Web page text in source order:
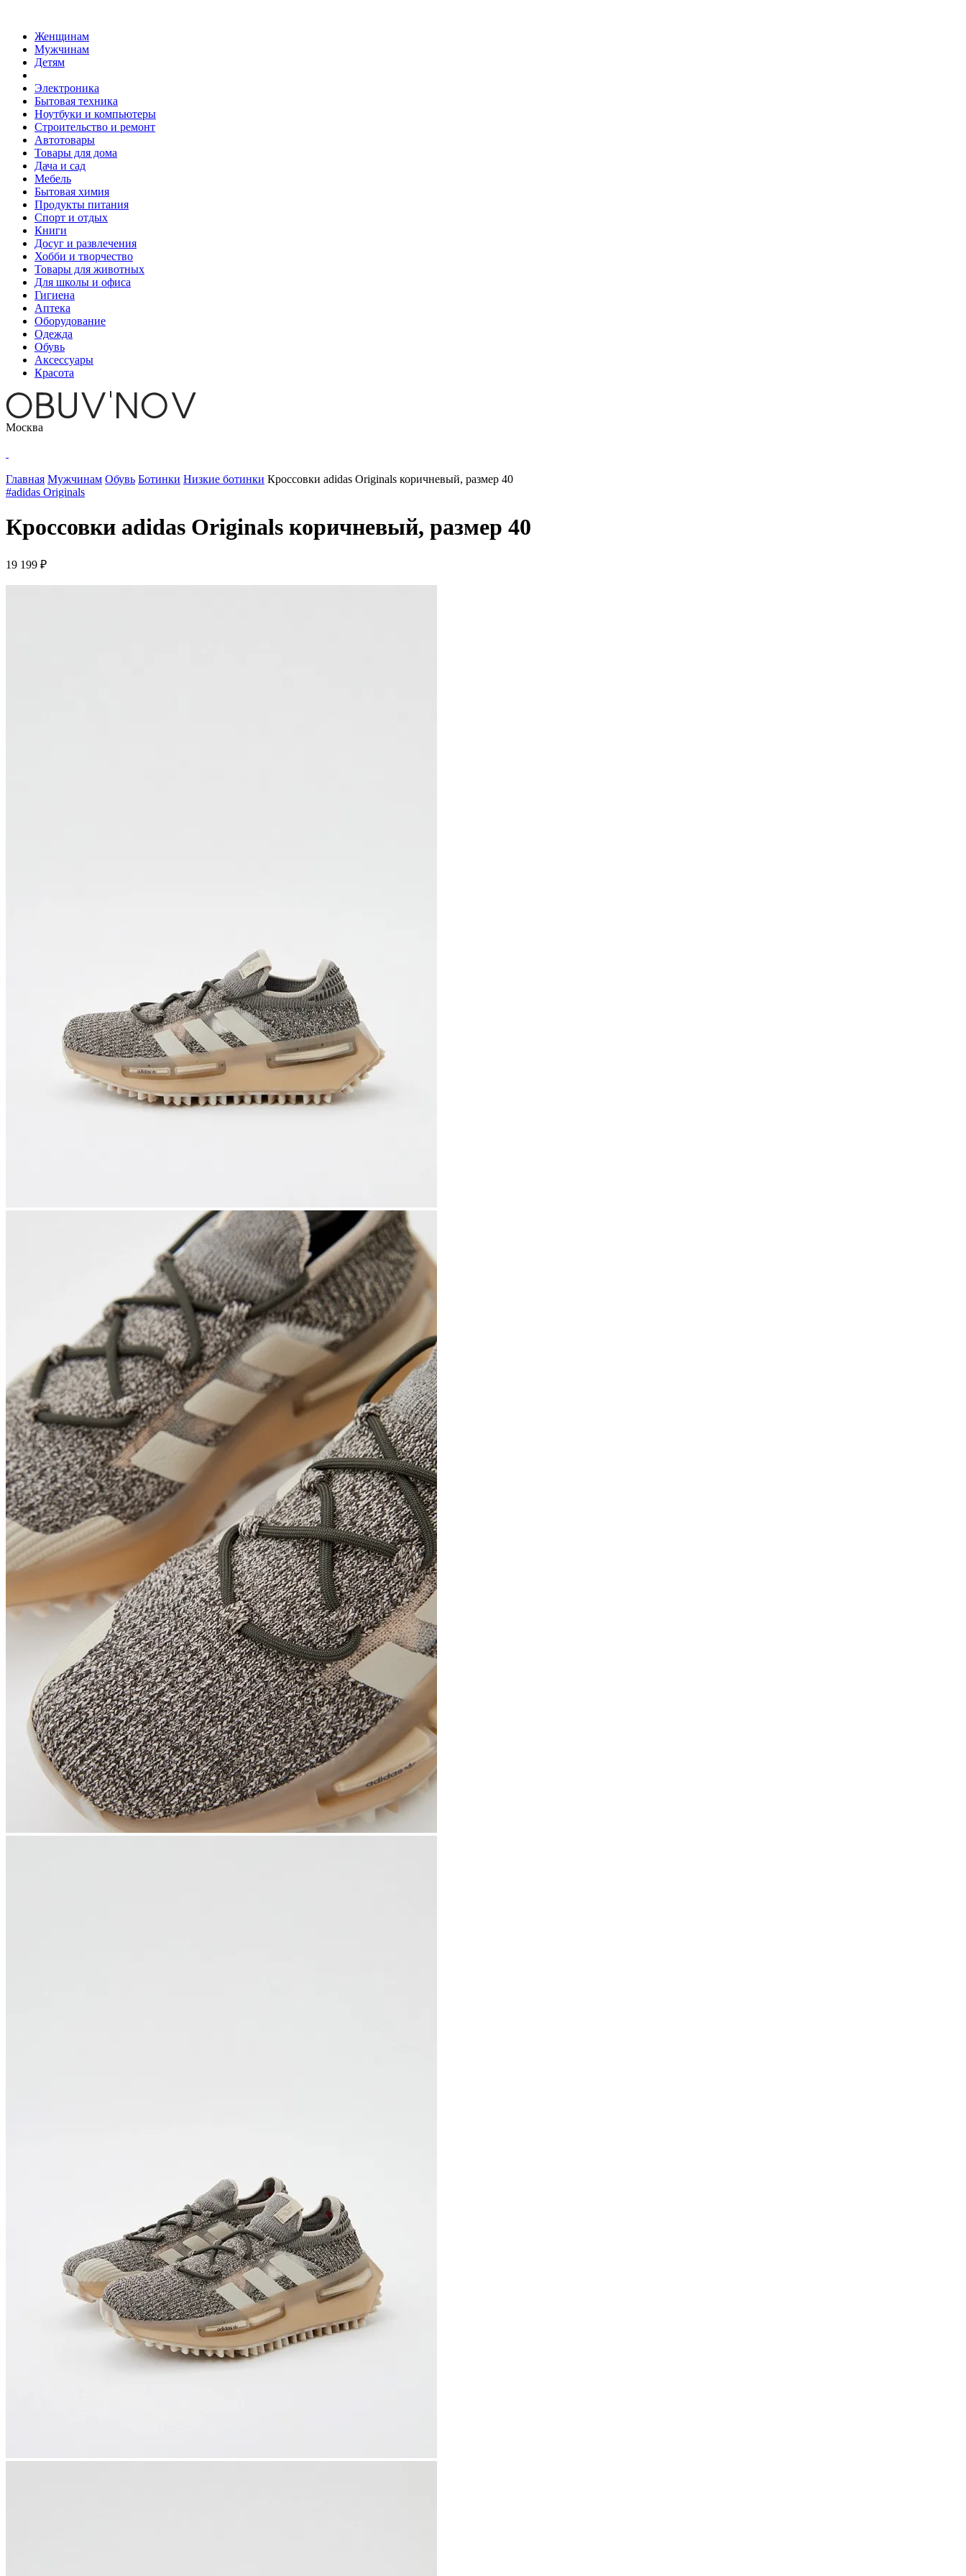
Женщинам
Мужчинам
Детям
Электроника
Бытовая техника
Ноутбуки и компьютеры
Строительство и ремонт
Автотовары
Товары для дома
Дача и сад
Мебель
Бытовая химия
Продукты питания
Спорт и отдых
Книги
Досуг и развлечения
Хобби и творчество
Товары для животных
Для школы и офиса
Гигиена
Аптека
Оборудование
Одежда
Обувь
Аксессуары
Красота
Москва
Главная Мужчинам Обувь Ботинки Низкие ботинки Кроссовки adidas Originals коричневый, размер 40
#adidas Originals
Кроссовки adidas Originals коричневый, размер 40
19 199 ₽